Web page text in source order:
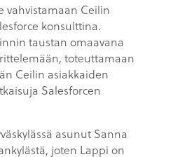
vahvistamaan Ceilin
konsulttina.
taustan omaavana
toteuttamaan
Ceilin asiakkaiden
Salesforcen
asunut Sanna
joten Lappi on